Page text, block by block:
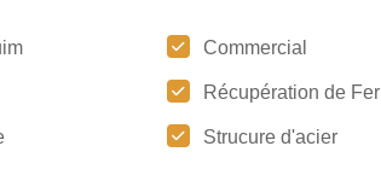
Commercial
Récupération de Fer
Strucure d'acier